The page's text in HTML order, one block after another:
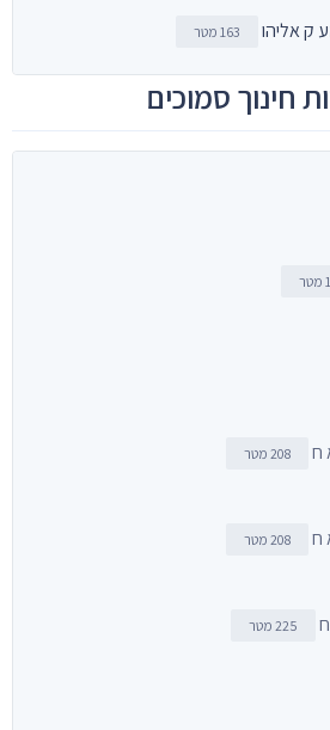
ק אליהו 163 מטר
חינוך סמוכים
ח 208 מטר
ח 208 מטר
225 מטר